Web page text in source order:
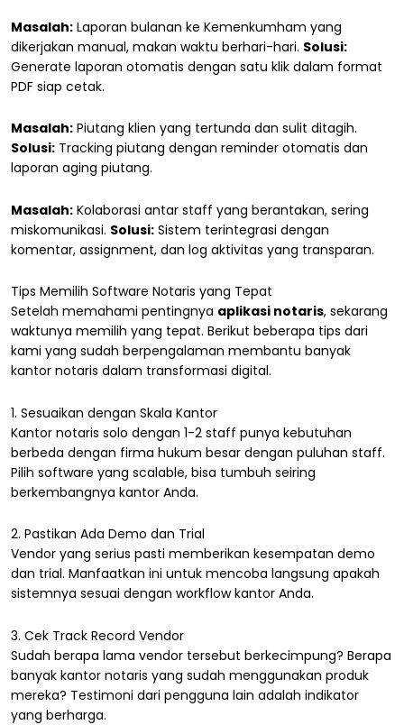
Masalah: Laporan bulanan ke Kemenkumham yang
dikerjakan manual, makan waktu berhari-hari. Solusi:
Generate laporan otomatis dengan satu klik dalam format
PDF siap cetak.
Masalah: Piutang klien yang tertunda dan sulit ditagih.
Solusi: Tracking piutang dengan reminder otomatis dan
laporan aging piutang.
Masalah: Kolaborasi antar staff yang berantakan, sering
miskomunikasi. Solusi: Sistem terintegrasi dengan
komentar, assignment, dan log aktivitas yang transparan.
Tips Memilih Software Notaris yang Tepat
Setelah memahami pentingnya aplikasi notaris, sekarang
waktunya memilih yang tepat. Berikut beberapa tips dari
kami yang sudah berpengalaman membantu banyak
kantor notaris dalam transformasi digital.
1. Sesuaikan dengan Skala Kantor
Kantor notaris solo dengan 1-2 staff punya kebutuhan
berbeda dengan firma hukum besar dengan puluhan staff.
Pilih software yang scalable, bisa tumbuh seiring
berkembangnya kantor Anda.
2. Pastikan Ada Demo dan Trial
Vendor yang serius pasti memberikan kesempatan demo
dan trial. Manfaatkan ini untuk mencoba langsung apakah
sistemnya sesuai dengan workflow kantor Anda.
3. Cek Track Record Vendor
Sudah berapa lama vendor tersebut berkecimpung? Berapa
banyak kantor notaris yang sudah menggunakan produk
mereka? Testimoni dari pengguna lain adalah indikator
yang berharga.